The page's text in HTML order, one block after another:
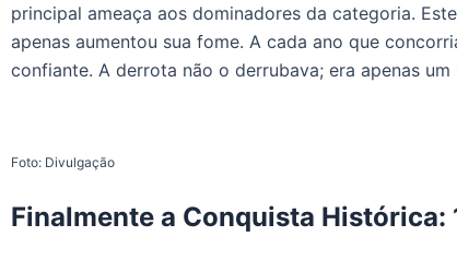
principal ameaça aos dominadores da categoria.
apenas aumentou sua fome. A cada ano que
confiante. A derrota não o derrubava; era apenas
Foto: Divulgação
Finalmente a Conquista Histórica: